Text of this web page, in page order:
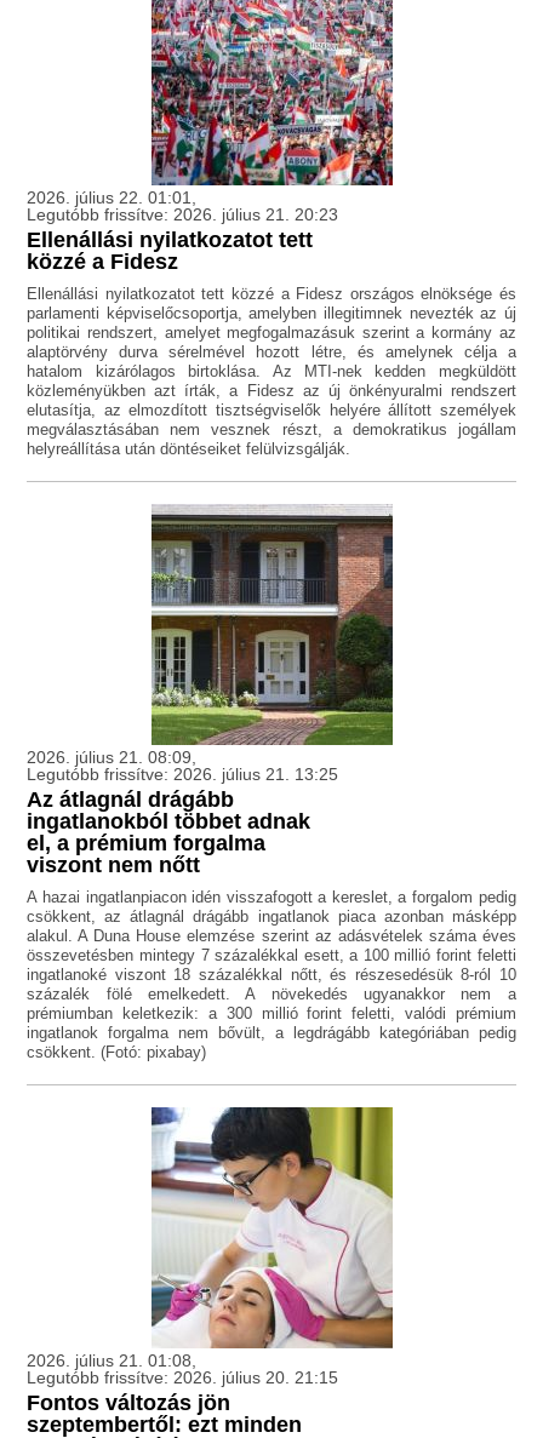
2026. július 22. 01:01,
Legutóbb frissítve: 2026. július 21. 20:23
Ellenállási nyilatkozatot tett
közzé a Fidesz
Ellenállási nyilatkozatot tett közzé a Fidesz országos elnöksége és
parlamenti képviselőcsoportja, amelyben illegitimnek nevezték az új
politikai rendszert, amelyet megfogalmazásuk szerint a kormány az
alaptörvény durva sérelmével hozott létre, és amelynek célja a
hatalom kizárólagos birtoklása. Az MTI-nek kedden megküldött
közleményükben azt írták, a Fidesz az új önkényuralmi rendszert
elutasítja, az elmozdított tisztségviselők helyére állított személyek
megválasztásában nem vesznek részt, a demokratikus jogállam
helyreállítása után döntéseiket felülvizsgálják.
2026. július 21. 08:09,
Legutóbb frissítve: 2026. július 21. 13:25
Az átlagnál drágább
ingatlanokból többet adnak
el, a prémium forgalma
viszont nem nőtt
A hazai ingatlanpiacon idén visszafogott a kereslet, a forgalom pedig
csökkent, az átlagnál drágább ingatlanok piaca azonban másképp
alakul. A Duna House elemzése szerint az adásvételek száma éves
összevetésben mintegy 7 százalékkal esett, a 100 millió forint feletti
ingatlanoké viszont 18 százalékkal nőtt, és részesedésük 8-ról 10
százalék fölé emelkedett. A növekedés ugyanakkor nem a
prémiumban keletkezik: a 300 millió forint feletti, valódi prémium
ingatlanok forgalma nem bővült, a legdrágább kategóriában pedig
csökkent. (Fotó: pixabay)
2026. július 21. 01:08,
Legutóbb frissítve: 2026. július 20. 21:15
Fontos változás jön
szeptembertől: ezt minden